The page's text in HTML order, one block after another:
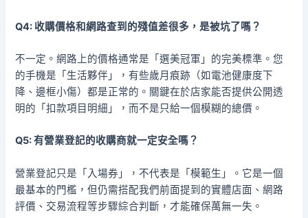
Q4: 收購價格和網路查到的殘值差很多，是被坑了嗎？
不一定。網路上的價格通常是「選美冠軍」的完美標準。您
的手機是「生活夥伴」，有些歲月痕跡（如電池健康度下
降、邊框小傷）都是正常的。關鍵在於店家能否提供公開透
明的「扣款項目明細」，而不是只給一個模糊的總價。
Q5: 有營業登記的收購商就一定安全嗎？
營業登記只是「入場券」，不代表是「模範生」。它是一個
最基本的門檻，但仍需搭配我們前面提到的實體店面、網路
評價、交易流程等步驟綜合判斷，才能確保萬無一失。